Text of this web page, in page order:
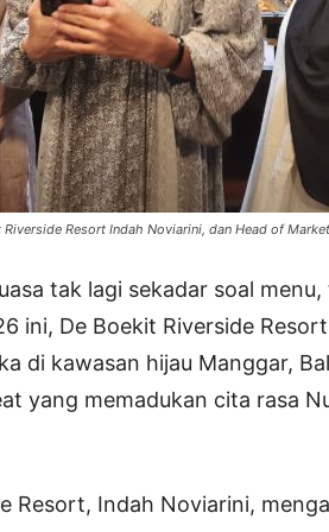
Resort Indah Noviarini, dan Head of
tak lagi sekadar soal menu,
ini, De Boekit Riverside
di kawasan hijau Manggar,
yang memadukan cita rasa
Resort, Indah Noviarini,